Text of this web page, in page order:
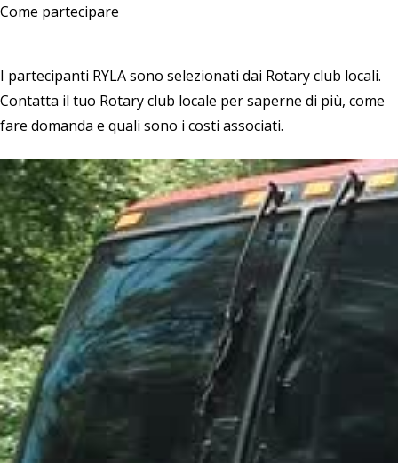
Come partecipare
I partecipanti RYLA sono selezionati dai Rotary club locali.
Contatta il tuo Rotary club locale per saperne di più, come
fare domanda e quali sono i costi associati.